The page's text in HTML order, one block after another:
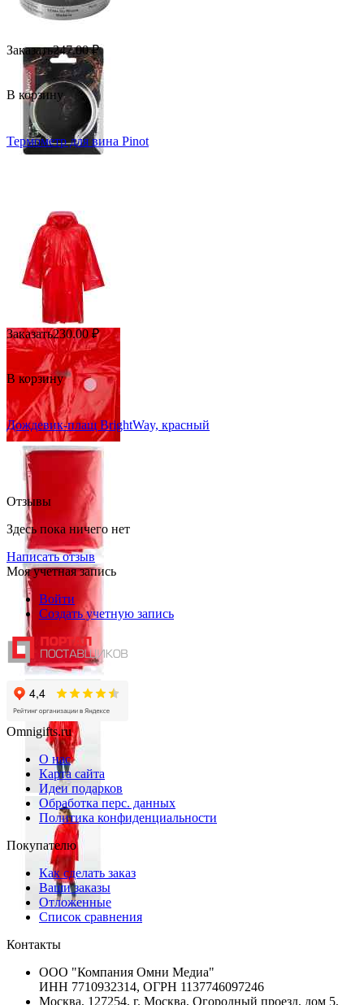
Заказать247.00 ₽
В корзину
Термометр для вина Pinot
Заказать230.00 ₽
В корзину
Дождевик-плащ BrightWay, красный
Отзывы
Здесь пока ничего нет
Написать отзыв
Моя учетная запись
Войти
Создать учетную запись
Omnigifts.ru
О нас
Карта сайта
Идеи подарков
Обработка перс. данных
Политика конфиденциальности
Покупателю
Как сделать заказ
Ваши заказы
Отложенные
Список сравнения
Контакты
ООО "Компания Омни Медиа"
ИНН 7710932314, ОГРН 1137746097246
Москва, 127254, г. Москва, Огородный проезд, дом 5,